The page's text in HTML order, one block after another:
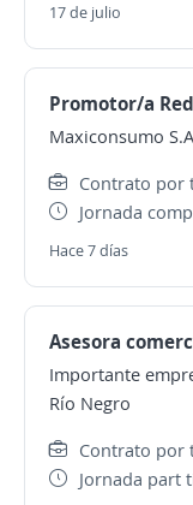
17 de julio
Promotor/a
Maxiconsumo
Contrato por
Jornada
Hace 7 días
Asesora
Importante
Río Negro
Contrato por
Jornada part